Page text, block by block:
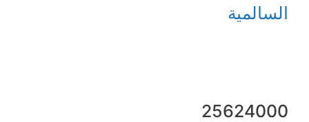
السالمیة
25624000